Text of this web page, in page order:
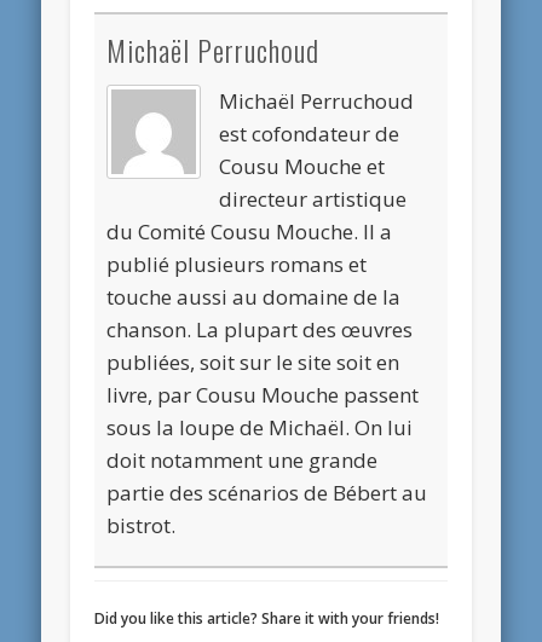
Michaël Perruchoud
Michaël Perruchoud
est cofondateur de
Cousu Mouche et
directeur artistique
du Comité Cousu Mouche. Il a
publié plusieurs romans et
touche aussi au domaine de la
chanson. La plupart des œuvres
publiées, soit sur le site soit en
livre, par Cousu Mouche passent
sous la loupe de Michaël. On lui
doit notamment une grande
partie des scénarios de Bébert au
bistrot.
Did you like this article? Share it with your friends!